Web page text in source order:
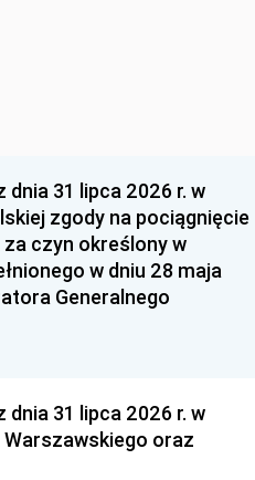
dnia 31 lipca 2026 r. w
zgody na pociągnięcie
czyn określony w
w dniu 28 maja
Generalnego
dnia 31 lipca 2026 r. w
oraz